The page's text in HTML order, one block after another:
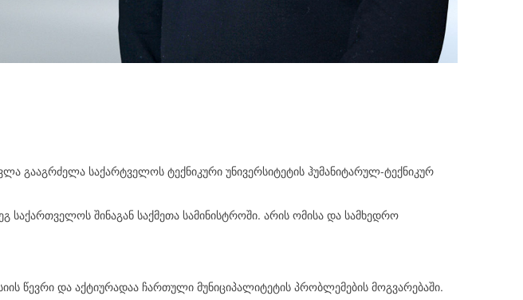
საქარტველოს ტექნიკური უნივერსიტეტის ჰუმანიტარულ-ტექნიკურ
შინაგან საქმეთა სამინისტროში. არის ომისა და სამხედრო
წევრი და აქტიურადაა ჩართული მუნიციპალიტეტის პრობლემების მოგვარებაში.